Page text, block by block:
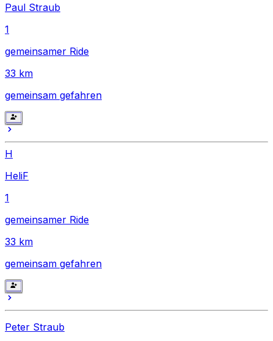
Paul Straub
1
gemeinsamer Ride
33 km
gemeinsam gefahren
H
HeliF
1
gemeinsamer Ride
33 km
gemeinsam gefahren
Peter Straub